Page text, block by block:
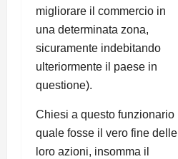
migliorare il commercio in
una determinata zona,
sicuramente indebitando
ulteriormente il paese in
questione).
Chiesi a questo funzionario
quale fosse il vero fine delle
loro azioni, insomma il